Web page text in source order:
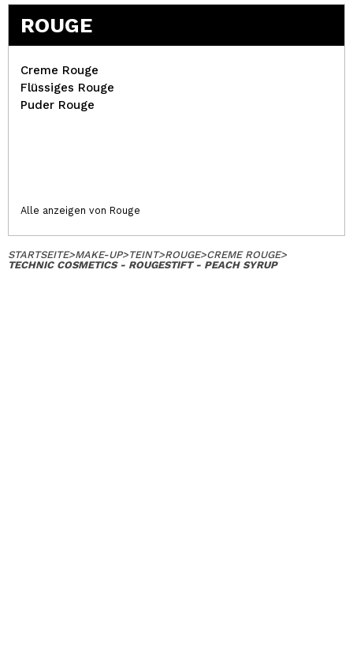
ROUGE
Creme Rouge
Flüssiges Rouge
Puder Rouge
Alle anzeigen von Rouge
STARTSEITE>MAKE-UP>TEINT>ROUGE>CREME ROUGE>
TECHNIC COSMETICS - ROUGESTIFT - PEACH SYRUP